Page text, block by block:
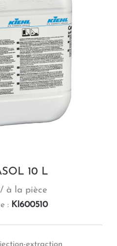
10 L
/ à la pièce
: KI600510